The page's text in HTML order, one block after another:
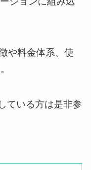
や料金体系、使
ている方は是非参